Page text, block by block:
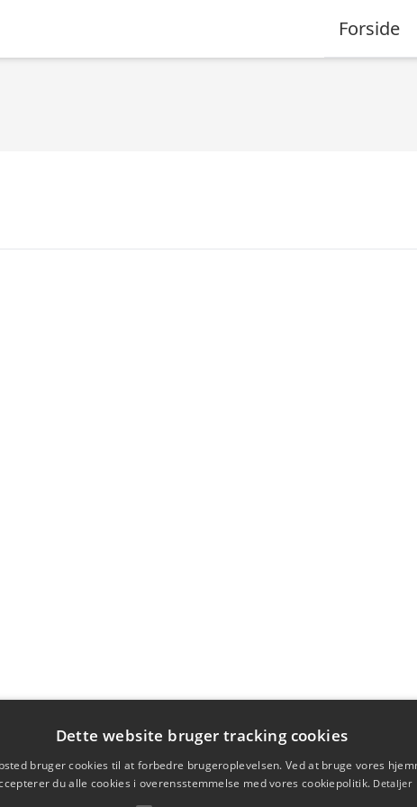
Forside
Dette website bruger tracking cookies
bruger cookies til at forbedre brugeroplevelsen. Ved at bruge vores
du alle cookies i overensstemmelse med vores cookiepolitik. Detaljer